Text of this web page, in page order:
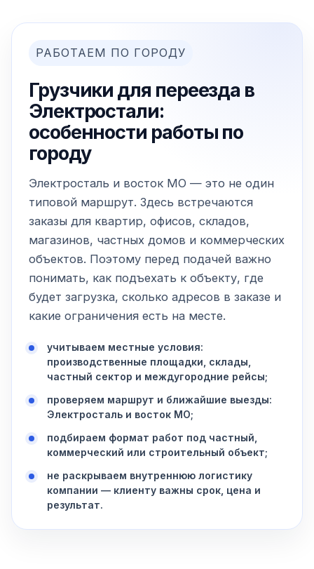
РАБОТАЕМ ПО ГОРОДУ
Грузчики для переезда в
Электростали:
особенности работы по
городу
Электросталь и восток МО — это не один
типовой маршрут. Здесь встречаются
заказы для квартир, офисов, складов,
магазинов, частных домов и коммерческих
объектов. Поэтому перед подачей важно
понимать, как подъехать к объекту, где
будет загрузка, сколько адресов в заказе и
какие ограничения есть на месте.
учитываем местные условия:
производственные площадки, склады,
частный сектор и междугородние рейсы;
проверяем маршрут и ближайшие выезды:
Электросталь и восток МО;
подбираем формат работ под частный,
коммерческий или строительный объект;
не раскрываем внутреннюю логистику
компании — клиенту важны срок, цена и
результат.